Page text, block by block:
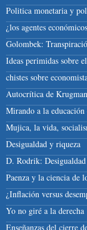
Politica monetaria y
¿los agentes
Golombek:
Ideas perimidas sobre
chistes sobre
Autocrítica de Krugman
Mirando a la
Mujica, la vida,
Desigualdad y riqueza
D. Rodrik:
Paenza y la ciencia de
¿Inflación versus
Yo no giré a la derecha
Enseñanzas del cierre